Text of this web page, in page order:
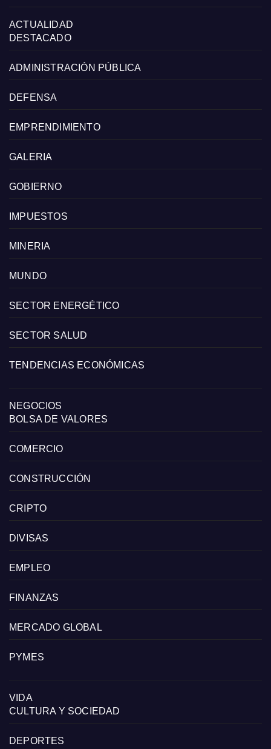
ACTUALIDAD
DESTACADO
ADMINISTRACIÓN PÚBLICA
DEFENSA
EMPRENDIMIENTO
GALERIA
GOBIERNO
IMPUESTOS
MINERIA
MUNDO
SECTOR ENERGÉTICO
SECTOR SALUD
TENDENCIAS ECONÓMICAS
NEGOCIOS
BOLSA DE VALORES
COMERCIO
CONSTRUCCIÓN
CRIPTO
DIVISAS
EMPLEO
FINANZAS
MERCADO GLOBAL
PYMES
VIDA
CULTURA Y SOCIEDAD
DEPORTES